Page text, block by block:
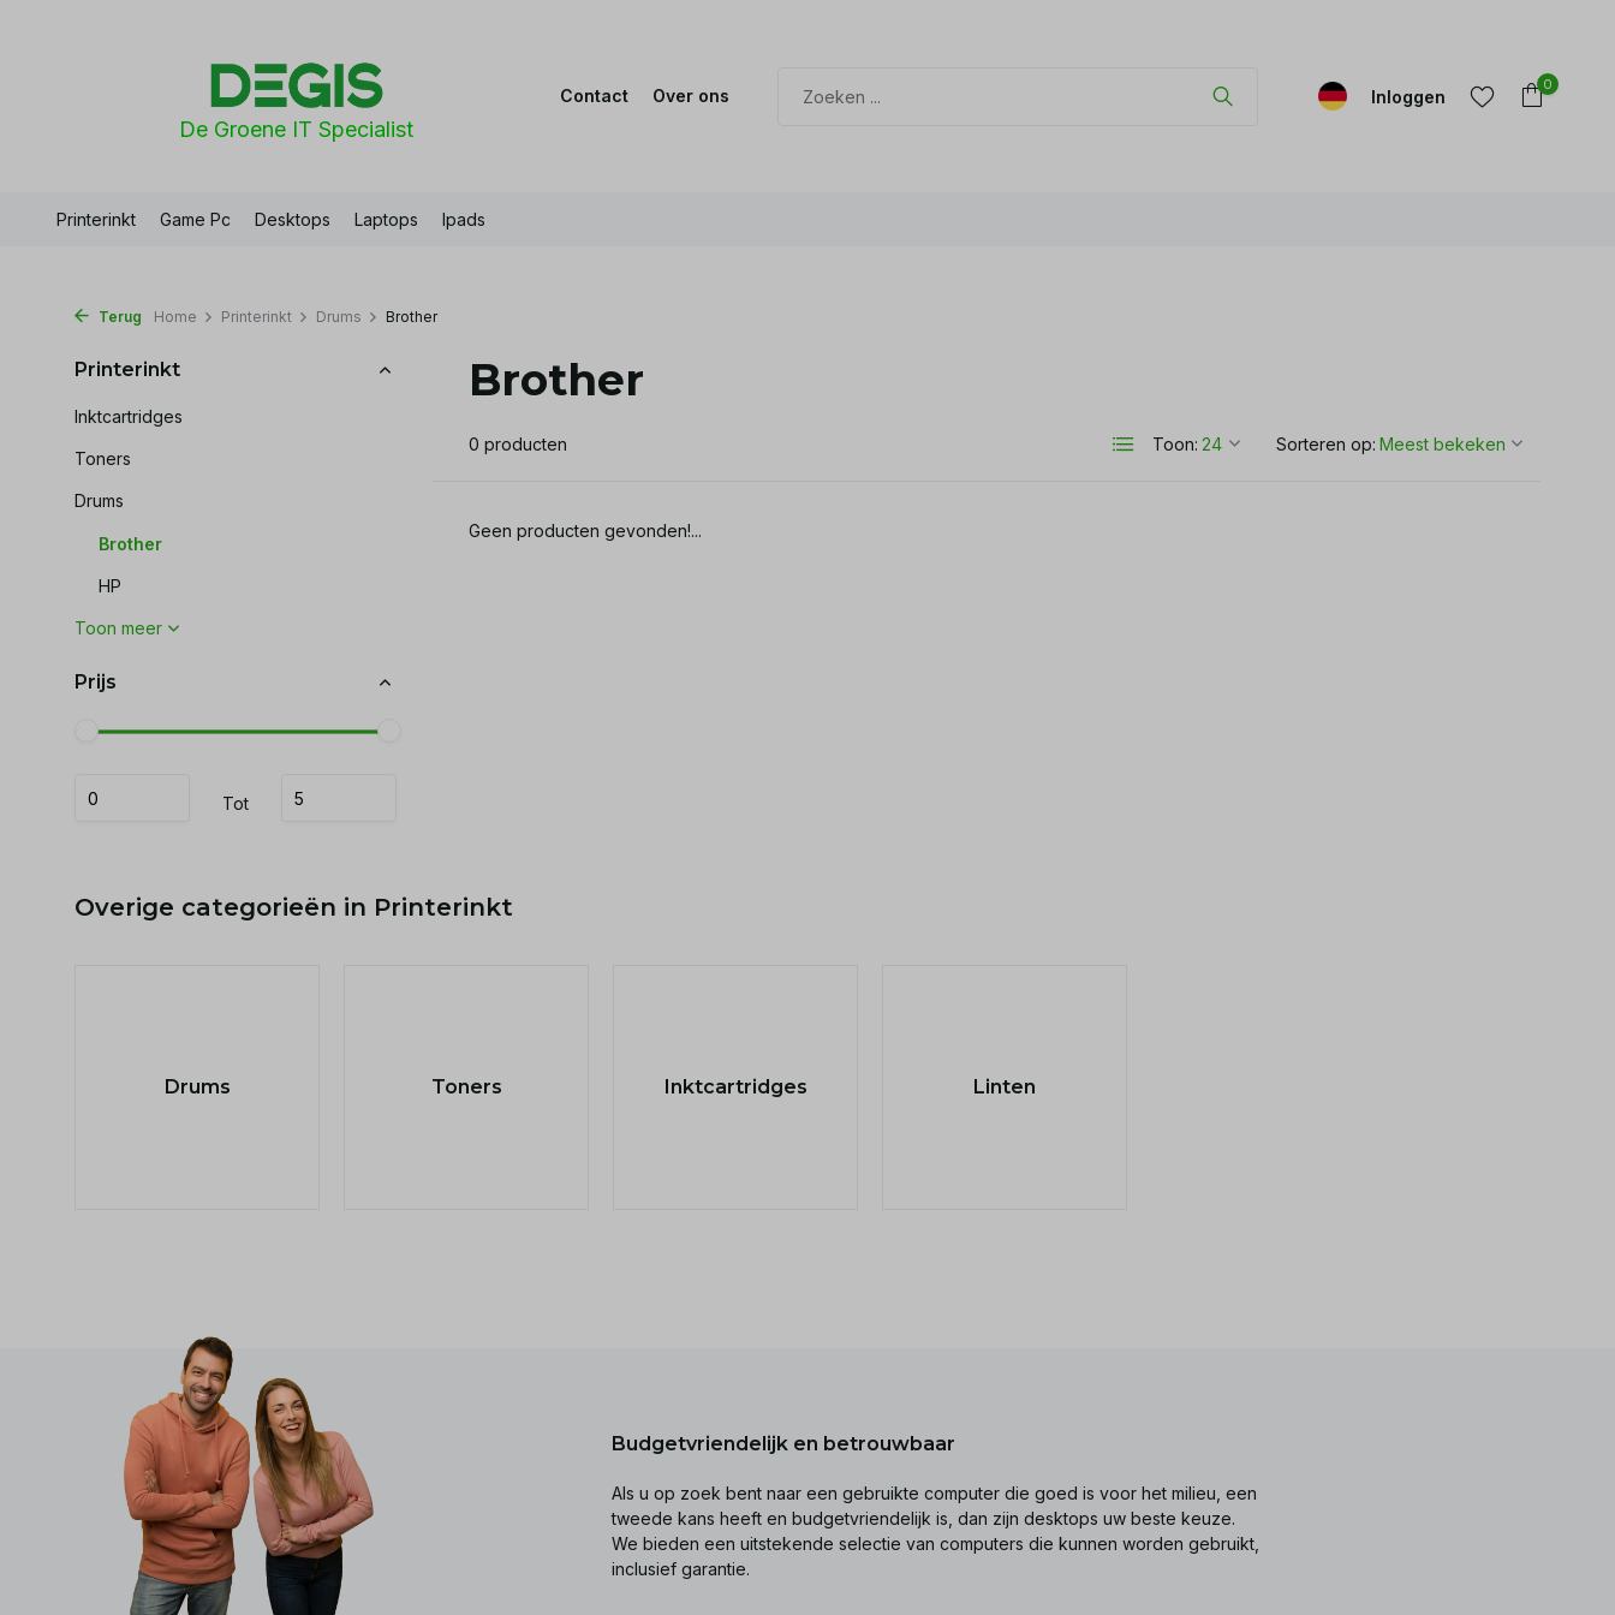
De Groene IT Specialist
Contact Over ons Inloggen
0
Printerinkt Game Pc Desktops Laptops Ipads
Terug Home Printerinkt Drums Brother
Printerinkt
Inktcartridges
Toners
Drums
Brother
HP
Toon meer
Prijs
Tot
Brother
0 producten Toon: Sorteren op:
Geen producten gevonden!...
Overige categorieën in Printerinkt
Drums Toners Inktcartridges Linten
Budgetvriendelijk en betrouwbaar
Als u op zoek bent naar een gebruikte computer die goed is voor het milieu, een
tweede kans heeft en budgetvriendelijk is, dan zijn desktops uw beste keuze.
We bieden een uitstekende selectie van computers die kunnen worden gebruikt,
inclusief garantie.